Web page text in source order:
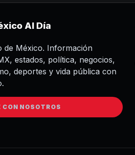
Al Día
de México. Información
estados, política, negocios,
deportes y vida pública con
NOSOTROS